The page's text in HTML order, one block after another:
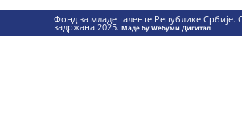
Фонд за младе таленте Републике Србије.
задржана 2025.Маде бy Wебуми Дигитал